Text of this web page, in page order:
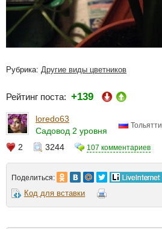
Рубрика: Другие виды цветников
Рейтинг поста: +139
loredo63
Садовод 2 уровня
Тольятти
2 3244 107 комментариев
Поделиться:
Код для вставки